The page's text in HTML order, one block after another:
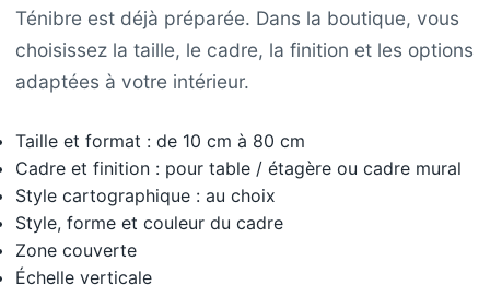
Ténibre est déjà préparée. Dans la boutique, vous
choisissez la taille, le cadre, la finition et les options
adaptées à votre intérieur.
Taille et format : de 10 cm à 80 cm
Cadre et finition : pour table / étagère ou cadre mural
Style cartographique : au choix
Style, forme et couleur du cadre
Zone couverte
Échelle verticale